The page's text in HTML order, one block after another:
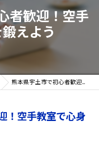
者歓迎！空手
えよう
熊本県宇土市で初心者歓迎！空手教室で心身を鍛えよう
！空手教室で心身